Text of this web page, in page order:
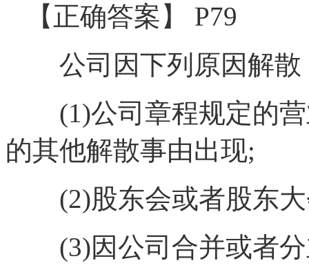
【正确答案】 P79
公司因下列原因解散
(1)公司章程规定的营
的其他解散事由出现;
(2)股东会或者股东大
(3)因公司合并或者分